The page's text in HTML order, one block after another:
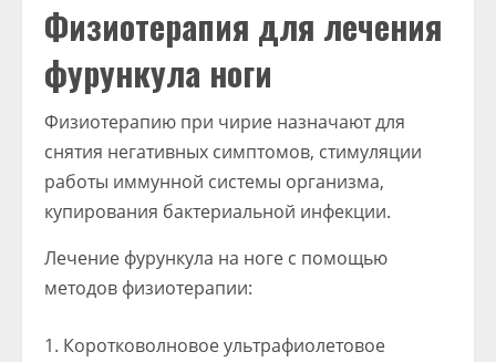
Физиотерапия для лечения
фурункула ноги
Физиотерапию при чирие назначают для
снятия негативных симптомов, стимуляции
работы иммунной системы организма,
купирования бактериальной инфекции.
Лечение фурункула на ноге с помощью
методов физиотерапии:
Коротковолновое ультрафиолетовое